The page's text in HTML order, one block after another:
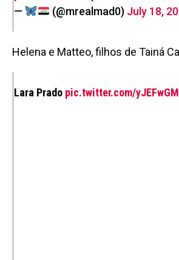
—
(@mrealmad0) July 18,
Helena e Matteo, filhos de Tainá
Lara Prado pic.twitter.com/
Whatsapp